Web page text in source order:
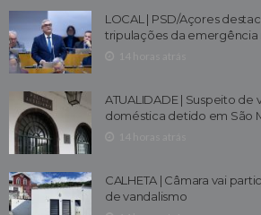
LOCAL | PSD/Açores
tripulações da
ATUALIDADE | Suspeito
doméstica detido em São
CALHETA | Câmara vai
de vandalismo